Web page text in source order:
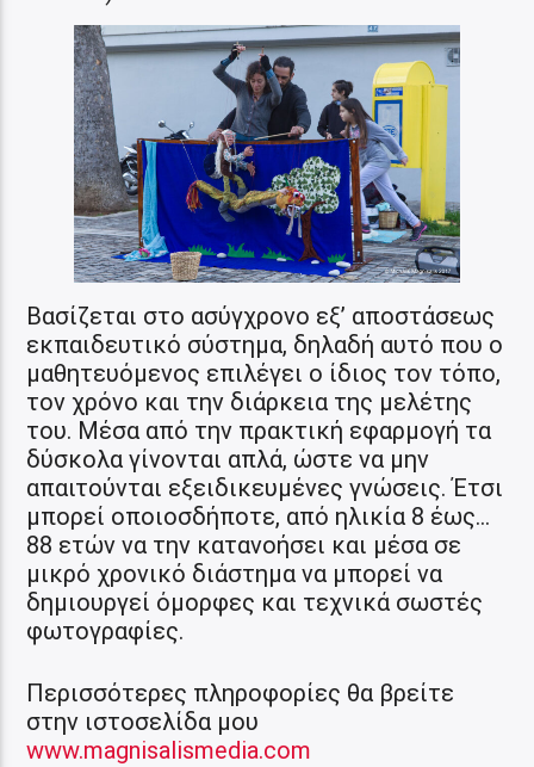
Βασίζεται στο ασύγχρονο εξ’ αποστάσεως
εκπαιδευτικό σύστημα, δηλαδή αυτό που ο
μαθητευόμενος επιλέγει ο ίδιος τον τόπο,
τον χρόνο και την διάρκεια της μελέτης
του. Μέσα από την πρακτική εφαρμογή τα
δύσκολα γίνονται απλά, ώστε να μην
απαιτούνται εξειδικευμένες γνώσεις. Έτσι
μπορεί οποιοσδήποτε, από ηλικία 8 έως…
88 ετών να την κατανοήσει και μέσα σε
μικρό χρονικό διάστημα να μπορεί να
δημιουργεί όμορφες και τεχνικά σωστές
φωτογραφίες.
Περισσότερες πληροφορίες θα βρείτε
στην ιστοσελίδα μου
www.magnisalismedia.com